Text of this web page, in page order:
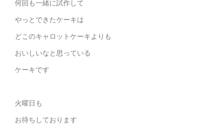
何回も一緒に試作して
やっとできたケーキは
どこのキャロットケーキよりも
おいしいなと思っている
ケーキです
火曜日も
お待ちしております